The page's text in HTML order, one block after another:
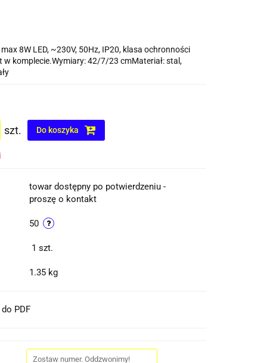
max 8W LED, ~230V, 50Hz, IP20, klasa ochronności
w komplecie.Wymiary: 42/7/23 cmMateriał: stal,
szt. Do koszyka
towar dostępny po potwierdzeniu -
proszę o kontakt
50
1 szt.
1.35 kg
PDF